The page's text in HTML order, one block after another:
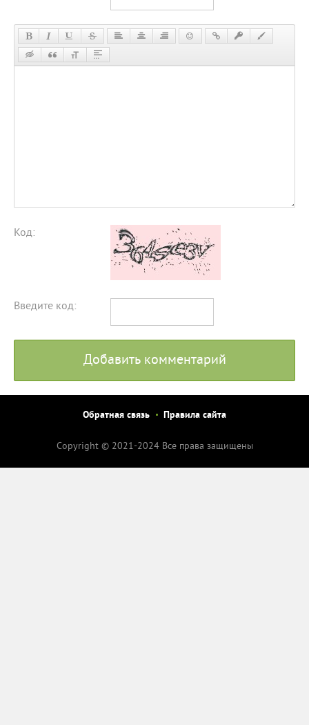
Код:
Введите код:
Добавить комментарий
Обратная связь Правила сайта
Copyright © 2021-2024 Все права защищены